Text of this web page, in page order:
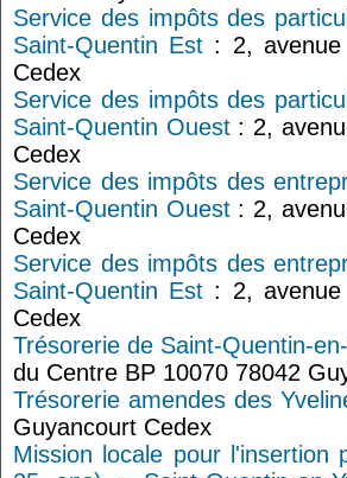
Service des impôts des
Saint-Quentin Est : 2, avenue
Cedex
Service des impôts des
Saint-Quentin Ouest: 2,
Cedex
Service des impôts des
Saint-Quentin Ouest: 2,
Cedex
Service des impôts des
Saint-Quentin Est : 2, avenue
Cedex
Trésorerie de Saint-Quentin-
du Centre BP 10070 78042
Trésorerie amendes des
Guyancourt Cedex
Mission locale pour l'insertion